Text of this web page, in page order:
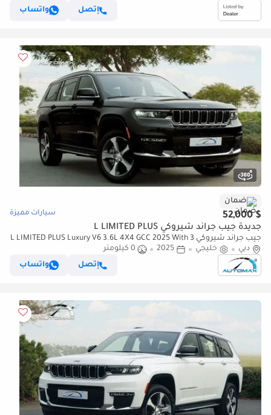
إتصل
واتساب
ضمان
$ 52,000 سيارات مميزة
جديدة جيب جراند شيروكي L LIMITED PLUS
جيب جراند شيروكي L LIMITED PLUS Luxury V6 3.6L 4X4 GCC 2025 With 3
Years Or 60,000 Km Warranty @Official Dealer
دبي خليجي 2025
0 كيلومتر
إتصل
واتساب